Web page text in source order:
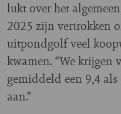
lukt over het
2025 zijn vertrokken
uitpondgolf veel
kwamen. “We krijgen
gemiddeld een 9,4
aan.”